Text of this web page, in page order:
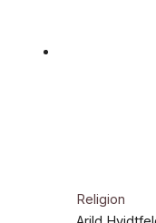
Religion